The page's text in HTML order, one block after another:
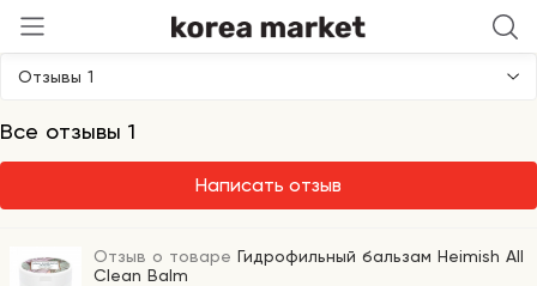
Heimish
Отзывы 1
Все отзывы 1
Написать отзыв
Отзыв о товаре Гидрофильный бальзам Heimish All
Clean Balm